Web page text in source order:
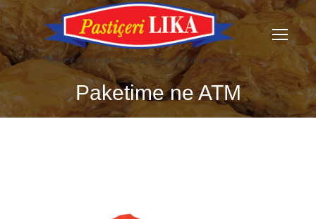
Paketime ne ATM
You are here: